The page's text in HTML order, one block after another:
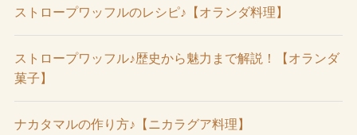
ストロープワッフルのレシピ♪【オランダ料理】
ストロープワッフル♪歴史から魅力まで解説！【オランダ
菓子】
ナカタマルの作り方♪【ニカラグア料理】